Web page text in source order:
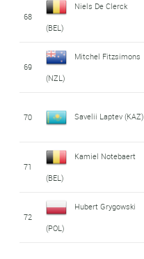
68
Niels De Clerck
(BEL)
69
Mitchel Fitzsimons
(NZL)
70 Savelii Laptev (KAZ)
71
Kamiel Notebaert
(BEL)
72
Hubert Grygowski
(POL)